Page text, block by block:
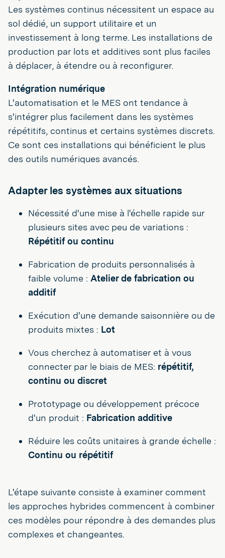
Les systèmes continus nécessitent un espace au
sol dédié, un support utilitaire et un
investissement à long terme. Les installations de
production par lots et additives sont plus faciles
à déplacer, à étendre ou à reconfigurer.
Intégration numérique
L'automatisation et le MES ont tendance à
s'intégrer plus facilement dans les systèmes
répétitifs, continus et certains systèmes discrets.
Ce sont ces installations qui bénéficient le plus
des outils numériques avancés.
Adapter les systèmes aux situations
Nécessité d'une mise à l'échelle rapide sur
plusieurs sites avec peu de variations :
Répétitif ou continu
Fabrication de produits personnalisés à
faible volume : Atelier de fabrication ou
additif
Exécution d'une demande saisonnière ou de
produits mixtes : Lot
Vous cherchez à automatiser et à vous
connecter par le biais de MES: répétitif,
continu ou discret
Prototypage ou développement précoce
d'un produit : Fabrication additive
Réduire les coûts unitaires à grande échelle :
Continu ou répétitif
L'étape suivante consiste à examiner comment
les approches hybrides commencent à combiner
ces modèles pour répondre à des demandes plus
complexes et changeantes.